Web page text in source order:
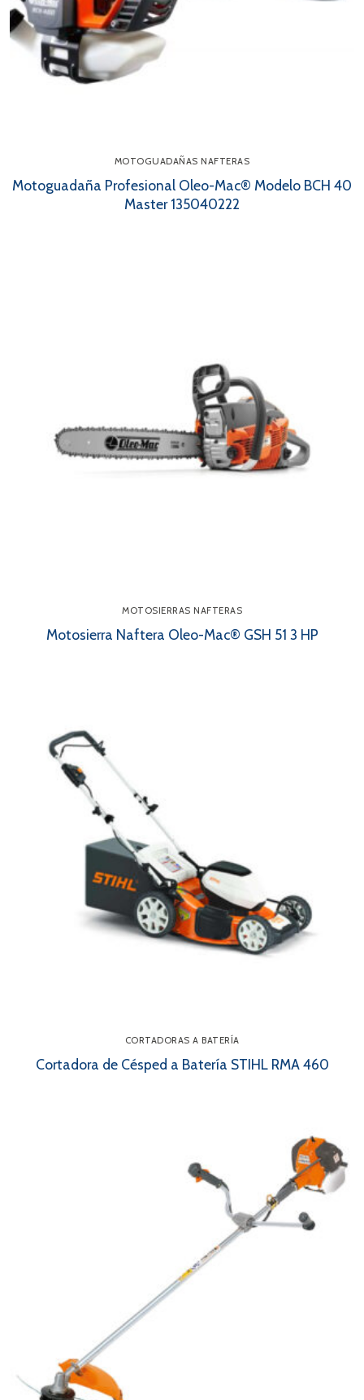
MOTOGUADAÑAS NAFTERAS
Motoguadaña Profesional Oleo-Mac® Modelo BCH 40
Master 135040222
MOTOSIERRAS NAFTERAS
Motosierra Naftera Oleo-Mac® GSH 51 3 HP
CORTADORAS A BATERÍA
Cortadora de Césped a Batería STIHL RMA 460